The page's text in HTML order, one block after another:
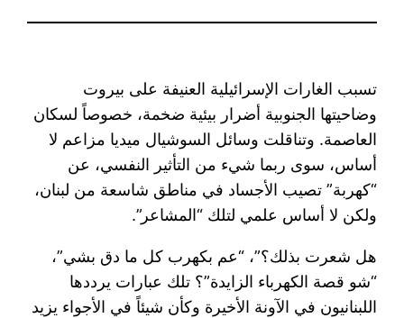
تسبب الغارات الإسرائيلية العنيفة على بيروت
وضاحيتها الجنوبية أضرار بيئية ضخمة، خصوصاً لسكان
العاصمة. وتناقلت وسائل السوشيال ميديا مزاعم لا
أساس، سوى ربما شيء من التأثير النفسي، عن
“كهربة” تصيب الأجساد في مناطق شاسعة من لبنان،
ولكن لا أساس علمي لتلك “المشاعر”.
هل شعرت بذلك؟”، “عم بكهرب كل ما دق بشي”،
“شو قصة الكهرباء الزايدة”؟ تلك عبارات يرددها
اللبنانيون في الآونة الأخيرة وكأن شيئاً في الأجواء يزيد